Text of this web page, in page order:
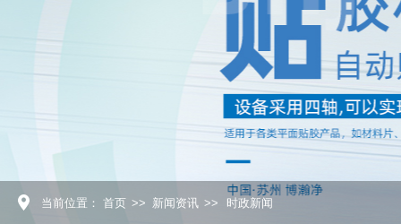
当前位置： 首页 >> 新闻资讯 >> 时政新闻